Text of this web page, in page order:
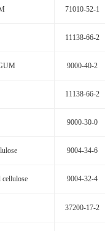
71010-52-1
11138-66-2
9000-40-2
11138-66-2
9000-30-0
9004-34-6
9004-32-4
37200-17-2